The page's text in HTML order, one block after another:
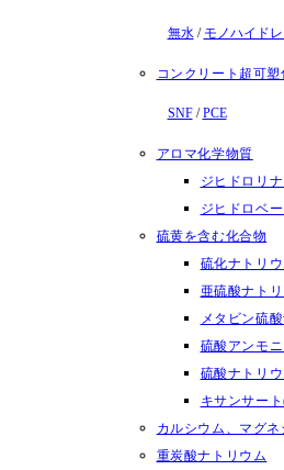
無水/ モノハイドレ
コンクリート超可塑
SNF/PCE
アロマ化学物質
ジヒドロリ
ジヒドロベ
硫黄を含む化合物
硫化ナトリウ
亜硫酸ナト
メタビン硫
硫酸アンモ
硫酸ナトリウ
キサンサー
カルシウム、マグ
重炭酸ナトリウム